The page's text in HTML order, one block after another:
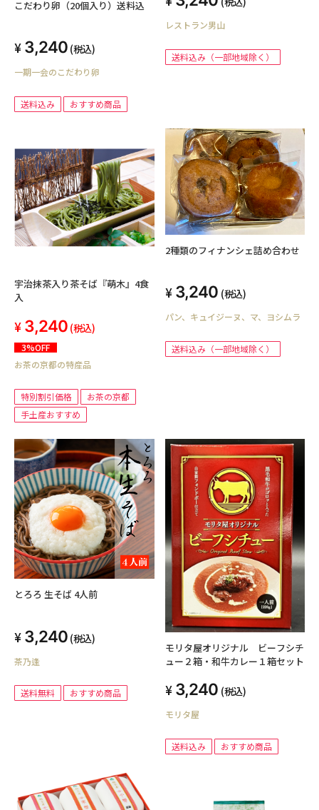
こだわり卵（20個入り）送料込
3,240 (税込)
一期一会のこだわり卵
送料込み おすすめ商品
レストラン男山
送料込み（一部地域除く）
宇治抹茶入り茶そば『萌木』4食
入
3,240 (税込)
3%OFF
お茶の京都の特産品
特別割引価格
お茶の京都
手土産おすすめ
2種類のフィナンシェ詰め合わせ
3,240 (税込)
パン、キュイジーヌ、マ、ヨシムラ
送料込み（一部地域除く）
とろろ 生そば 4人前
3,240 (税込)
茶乃逢
送料無料 おすすめ商品
モリタ屋オリジナル ビーフシチ
ュー２箱・和牛カレー１箱セット
3,240 (税込)
モリタ屋
送料込み おすすめ商品